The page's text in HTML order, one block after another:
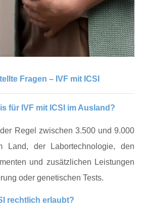
Fragen – IVF mit ICSI
für IVF mit ICSI im Ausland?
Regel zwischen 3.500 und 9.000
Land, der Labortechnologie, den
und zusätzlichen Leistungen
oder genetischen Tests.
rechtlich erlaubt?